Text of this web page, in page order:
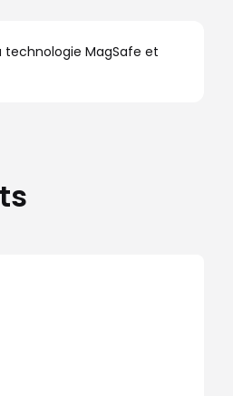
technologie MagSafe et